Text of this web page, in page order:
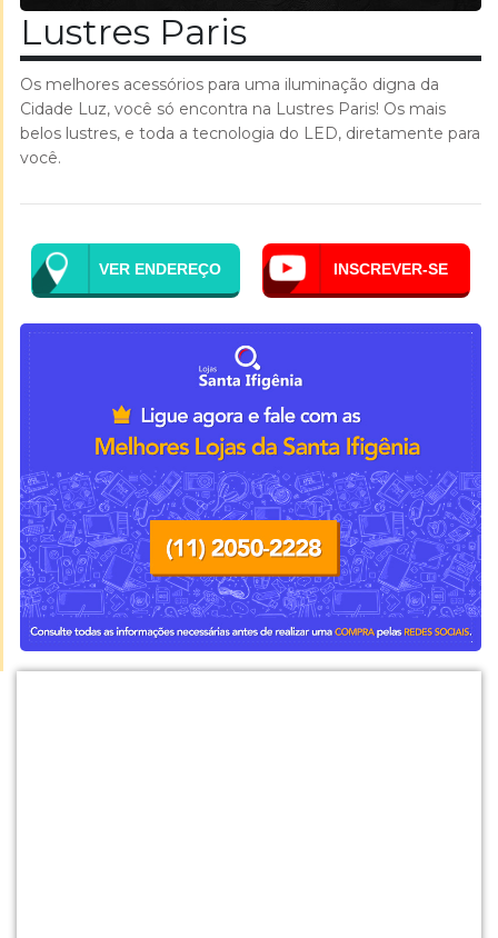
Lustres Paris
Os melhores acessórios para uma iluminação digna da
Cidade Luz, você só encontra na Lustres Paris! Os mais
belos lustres, e toda a tecnologia do LED, diretamente para
você.
VER ENDEREÇO INSCREVER-SE